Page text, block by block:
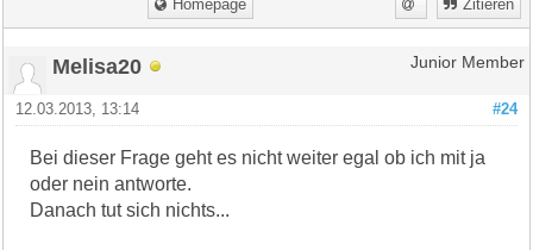
Homepage Zitieren
Melisa20 Junior Member
#24
12.03.2013, 13:14
Bei dieser Frage geht es nicht weiter egal ob ich mit ja
oder nein antworte.
Danach tut sich nichts...